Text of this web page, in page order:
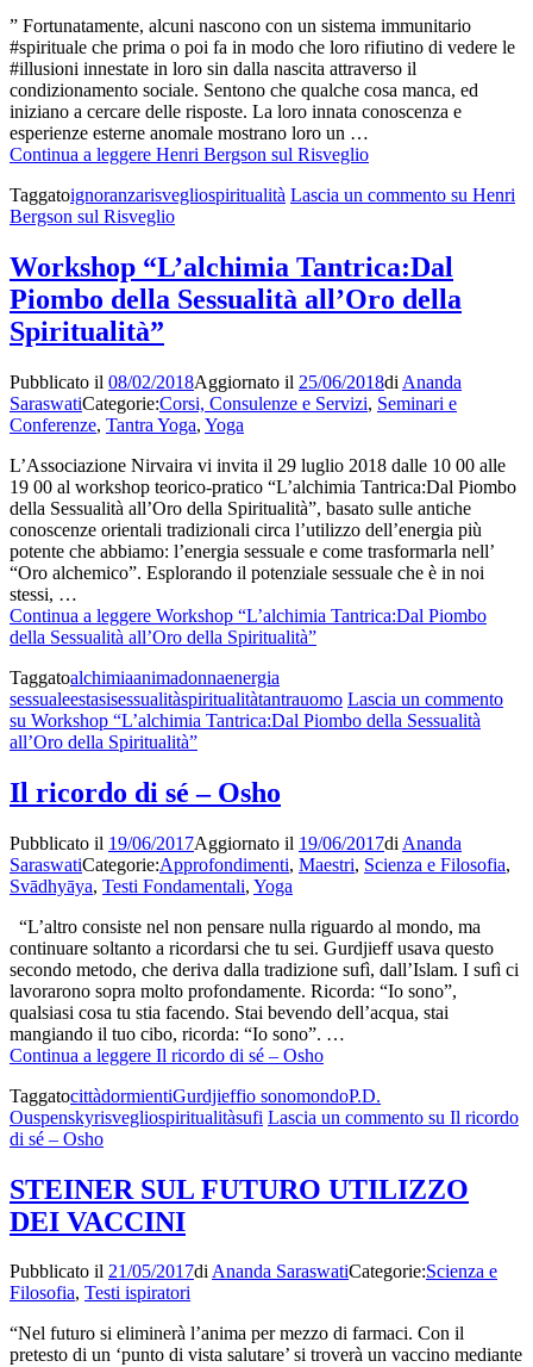
” Fortunatamente, alcuni nascono con un sistema immunitario
#spirituale che prima o poi fa in modo che loro rifiutino di vedere le
#illusioni innestate in loro sin dalla nascita attraverso il
condizionamento sociale. Sentono che qualche cosa manca, ed
iniziano a cercare delle risposte. La loro innata conoscenza e
esperienze esterne anomale mostrano loro un …
Continua a leggere Henri Bergson sul Risveglio
Taggatoignoranzarisvegliospiritualità Lascia un commento su Henri
Bergson sul Risveglio
Workshop “L’alchimia Tantrica:Dal
Piombo della Sessualità all’Oro della
Spiritualità”
Pubblicato il 08/02/2018Aggiornato il 25/06/2018di Ananda
SaraswatiCategorie:Corsi, Consulenze e Servizi, Seminari e
Conferenze, Tantra Yoga, Yoga
L’Associazione Nirvaira vi invita il 29 luglio 2018 dalle 10 00 alle
19 00 al workshop teorico-pratico “L’alchimia Tantrica:Dal Piombo
della Sessualità all’Oro della Spiritualità”, basato sulle antiche
conoscenze orientali tradizionali circa l’utilizzo dell’energia più
potente che abbiamo: l’energia sessuale e come trasformarla nell’
“Oro alchemico”. Esplorando il potenziale sessuale che è in noi
stessi, …
Continua a leggere Workshop “L’alchimia Tantrica:Dal Piombo
della Sessualità all’Oro della Spiritualità”
Taggatoalchimiaanimadonnaenergia
sessualeestasisessualitàspiritualitàtantrauomo Lascia un commento
su Workshop “L’alchimia Tantrica:Dal Piombo della Sessualità
all’Oro della Spiritualità”
Il ricordo di sé – Osho
Pubblicato il 19/06/2017Aggiornato il 19/06/2017di Ananda
SaraswatiCategorie:Approfondimenti, Maestri, Scienza e Filosofia,
Svādhyāya, Testi Fondamentali, Yoga
“L’altro consiste nel non pensare nulla riguardo al mondo, ma
continuare soltanto a ricordarsi che tu sei. Gurdjieff usava questo
secondo metodo, che deriva dalla tradizione sufì, dall’Islam. I sufì ci
lavorarono sopra molto profondamente. Ricorda: “Io sono”,
qualsiasi cosa tu stia facendo. Stai bevendo dell’acqua, stai
mangiando il tuo cibo, ricorda: “Io sono”. …
Continua a leggere Il ricordo di sé – Osho
TaggatocittàdormientiGurdjieffio sonomondoP.D.
Ouspenskyrisvegliospiritualitàsufi Lascia un commento su Il ricordo
di sé – Osho
STEINER SUL FUTURO UTILIZZO
DEI VACCINI
Pubblicato il 21/05/2017diAnanda SaraswatiCategorie:Scienza e
Filosofia, Testi ispiratori
“Nel futuro si eliminerà l’anima per mezzo di farmaci. Con il
pretesto di un ‘punto di vista salutare’ si troverà un vaccino mediante